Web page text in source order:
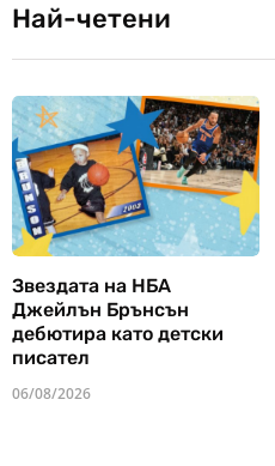
Най-четени
Звездата на НБА
Джейлън Брънсън
дебютира като детски
писател
06/08/2026